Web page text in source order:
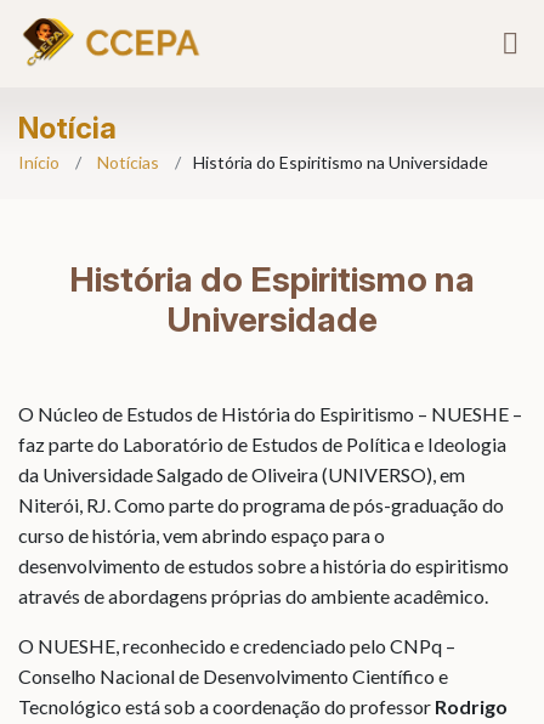
Notícia
Início Notícias História do Espiritismo na Universidade
História do Espiritismo na
Universidade
O Núcleo de Estudos de História do Espiritismo – NUESHE –
faz parte do Laboratório de Estudos de Política e Ideologia
da Universidade Salgado de Oliveira (UNIVERSO), em
Niterói, RJ. Como parte do programa de pós-graduação do
curso de história, vem abrindo espaço para o
desenvolvimento de estudos sobre a história do espiritismo
através de abordagens próprias do ambiente acadêmico.
O NUESHE, reconhecido e credenciado pelo CNPq –
Conselho Nacional de Desenvolvimento Científico e
Tecnológico está sob a coordenação do professor Rodrigo